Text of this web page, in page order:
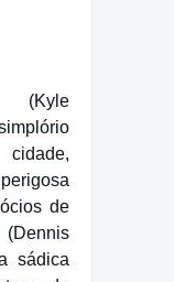
(Kyle
de
sádica